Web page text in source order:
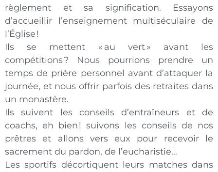
règlement et sa signification. Essayons
d’accueillir l’enseignement multiséculaire de
l’Église !
Ils se mettent « au vert » avant les
compétitions ? Nous pourrions prendre un
temps de prière personnel avant d’attaquer la
journée, et nous offrir parfois des retraites dans
un monastère.
Ils suivent les conseils d’entraîneurs et de
coachs, eh bien ! suivons les conseils de nos
prêtres et allons vers eux pour recevoir le
sacrement du pardon, de l’eucharistie…
Les sportifs décortiquent leurs matches dans